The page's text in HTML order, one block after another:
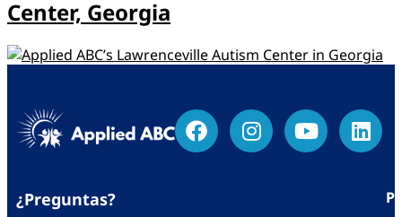
Center, Georgia
¿Preguntas?